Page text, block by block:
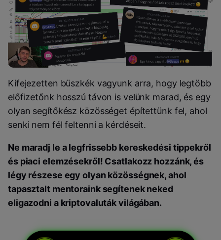
Kifejezetten büszkék vagyunk arra, hogy legtöbb
előfizetőnk hosszú távon is velünk marad, és egy
olyan segítőkész közösséget építettünk fel, ahol
senki nem fél feltenni a kérdéseit.
Ne maradj le a legfrissebb kereskedési tippekről
és piaci elemzésekről! Csatlakozz hozzánk, és
légy részese egy olyan közösségnek, ahol
tapasztalt mentoraink segítenek neked
eligazodni a kriptovaluták világában.